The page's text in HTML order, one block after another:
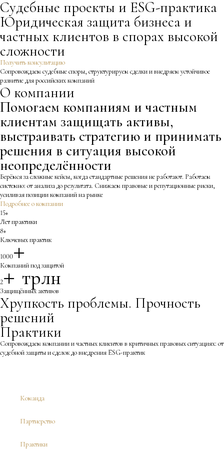
Судебные проекты и ESG-практика
Юридическая защита бизнеса и
частных клиентов в спорах высокой
сложности
Получить консультацию
Сопровождаем судебные споры, структурируем сделки и внедряем устойчивое
развитие для российских компаний
О компании
Помогаем компаниям и частным
клиентам защищать активы,
выстраивать стратегию и принимать
решения в ситуация высокой
неопределённости
Берёмся за сложные кейсы, когда стандартные решения не работают. Работаем
системно: от анализа до результата. Снижаем правовые и репутационные риски,
усиливая позиции компаний на рынке
Подробнее о компании
15+
Лет практики
8+
Ключевых практик
1000+
Компаний под защитой
2+ трлн ₽
Защищённых активов
Хрупкость проблемы. Прочность
решений
Практики
Сопровождаем компании и частных клиентов в критичных правовых ситуациях: от
судебной защиты и сделок до внедрения ESG-практик
Команда
Партнерство
Практики